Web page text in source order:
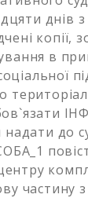
днів з
копії,
в
надати до
частину